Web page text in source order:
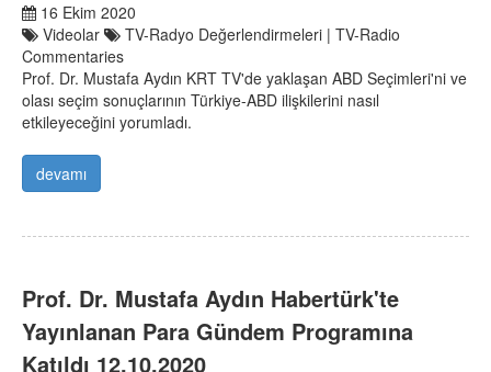
16 Ekim 2020
Videolar
TV-Radyo Değerlendirmeleri | TV-Radio
Commentaries
Prof. Dr. Mustafa Aydın KRT TV'de yaklaşan ABD Seçimleri'ni ve
olası seçim sonuçlarının Türkiye-ABD ilişkilerini nasıl
etkileyeceğini yorumladı.
devamı
Prof. Dr. Mustafa Aydın Habertürk'te
Yayınlanan Para Gündem Programına
Katıldı 12.10.2020